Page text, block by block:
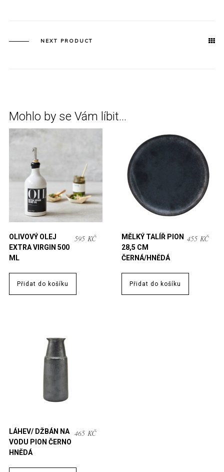
NEXT PRODUCT
Mohlo by se Vám líbit…
OLIVOVÝ OLEJ
EXTRA VIRGIN 500
ML
595KČ
Přidat do košíku
MĚLKÝ TALÍŘ PION
28,5 CM
ČERNÁ/HNĚDÁ
455 KČ
Přidat do košíku
LÁHEV/ DŽBÁN NA
VODU PION ČERNO
HNĚDÁ
465KČ